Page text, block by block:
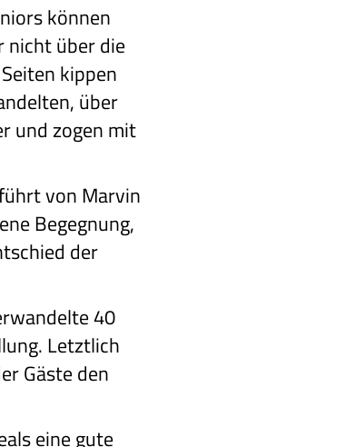
können
nicht über die
kippen
über
und zogen mit
von Marvin
Begegnung,
der
40
Letztlich
Gäste den
eine gute